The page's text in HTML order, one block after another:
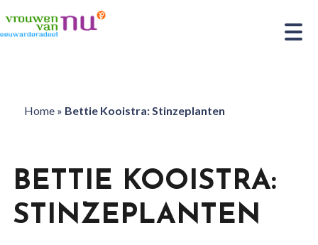
Home» Bettie Kooistra: Stinzeplanten
BETTIE KOOISTRA:
STINZEPLANTEN